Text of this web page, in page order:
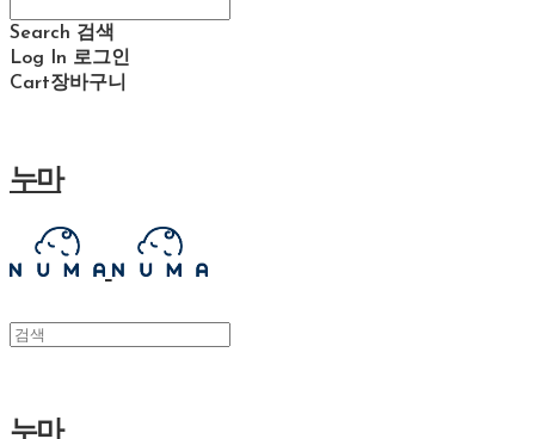
Search 검색
Log In 로그인
Cart장바구니
누마
누마